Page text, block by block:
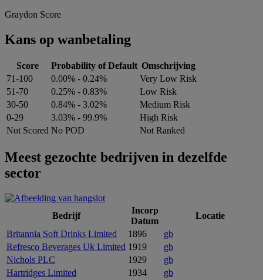
Graydon Score
Kans op wanbetaling
Score Probability of Default Omschrijving
71-100
0.00% - 0.24%
Very Low Risk
51-70
0.25% - 0.83%
Low Risk
30-50
0.84% - 3.02%
Medium Risk
0-29
3.03% - 99.9%
High Risk
Not Scored No POD Not Ranked
Meest gezochte bedrijven in dezelfde
sector
Bedrijf
Incorp
Datum
Locatie
Britannia Soft Drinks Limited
1896
gb
Refresco Beverages Uk Limited 1919
gb
Nichols PLC
1929
gb
Hartridges Limited
1934
gb